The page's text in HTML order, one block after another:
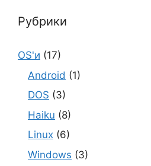
Рубрики
OS'и (17)
Android (1)
DOS (3)
Haiku (8)
Linux (6)
Windows (3)